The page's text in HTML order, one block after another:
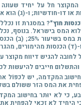
המקוצר חל על יחיד
או דו-חודשיות; ו-(ג)
חוץ"? במסגרת זו
המס בישראל. בנוסף,
לחובה להגיש דיווח
חייבים להיעשות לכל המאוחר עד ליום 30.4
המקדמה, יש לכפוֹל
את המס הזר ששולם
כי לא יוּתר בחישוב
היחיד לא זכאי להפחית